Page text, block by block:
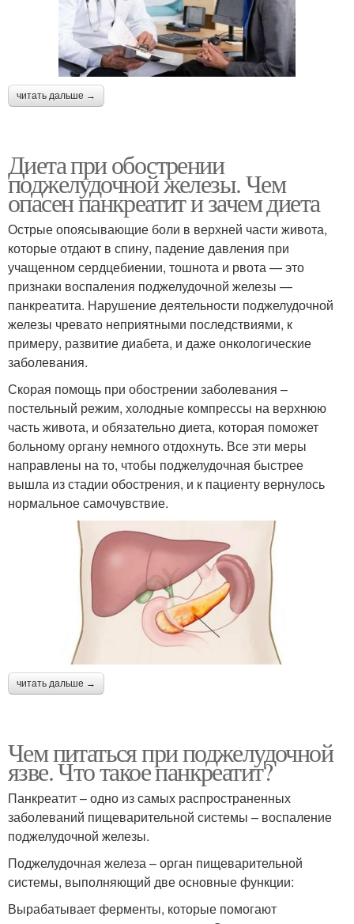
читать дальше →
Диета при обострении
поджелудочной железы. Чем
опасен панкреатит и зачем диета
Острые опоясывающие боли в верхней части живота,
которые отдают в спину, падение давления при
учащенном сердцебиении, тошнота и рвота — это
признаки воспаления поджелудочной железы —
панкреатита. Нарушение деятельности поджелудочной
железы чревато неприятными последствиями, к
примеру, развитие диабета, и даже онкологические
заболевания.
Скорая помощь при обострении заболевания –
постельный режим, холодные компрессы на верхнюю
часть живота, и обязательно диета, которая поможет
больному органу немного отдохнуть. Все эти меры
направлены на то, чтобы поджелудочная быстрее
вышла из стадии обострения, и к пациенту вернулось
нормальное самочувствие.
читать дальше →
Чем питаться при поджелудочной
язве. Что такое панкреатит?
Панкреатит – одно из самых распространенных
заболеваний пищеварительной системы – воспаление
поджелудочной железы.
Поджелудочная железа – орган пищеварительной
системы, выполняющий две основные функции:
Вырабатывает ферменты, которые помогают